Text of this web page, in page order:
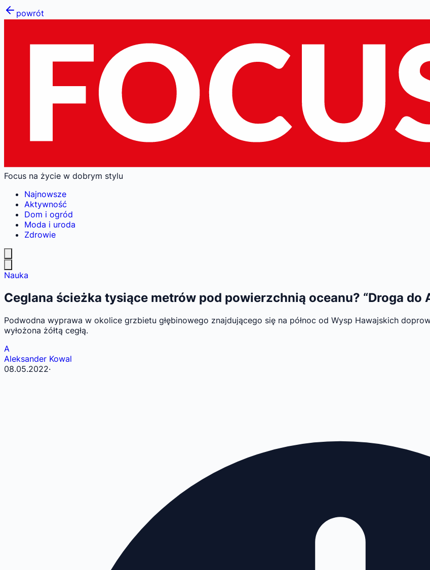
powrót
Focus na życie w dobrym stylu
Najnowsze
Aktywność
Dom i ogród
Moda i uroda
Zdrowie
Nauka
Ceglana ścieżka tysiące metrów pod powierzchnią oceanu? “Droga do
Podwodna wyprawa w okolice grzbietu głębinowego znajdującego się na północ od Wysp Hawajskich
wyłożona żółtą cegłą.
A
Aleksander Kowal
08.05.2022·